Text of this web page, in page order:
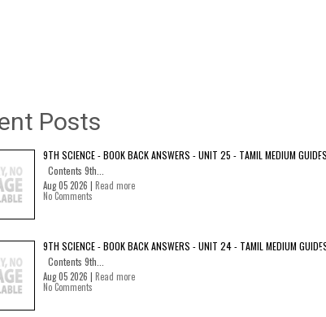
Posts
9TH SCIENCE - BOOK BACK ANSWERS - UNIT 25 - TAMIL MEDIUM
Contents 9th...
Aug 05 2026 | Read more
No Comments
9TH SCIENCE - BOOK BACK ANSWERS - UNIT 24 - TAMIL MEDIUM
Contents 9th...
Aug 05 2026 | Read more
No Comments